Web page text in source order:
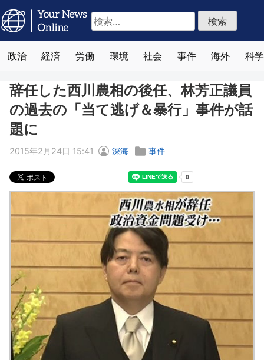
検
索:
政治 経済 労働 環境 社会 事件 海外 科学
辞任した西川農相の後任、林芳正議員
の過去の「当て逃げ＆暴行」事件が話
題に
2015年2月24日 15:41 深海 事件